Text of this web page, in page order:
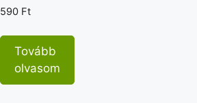
590 Ft
Tovább
olvasom